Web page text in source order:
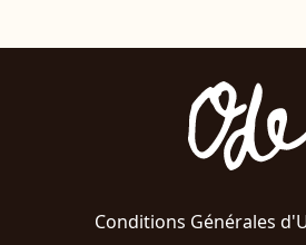
Conditions Générales